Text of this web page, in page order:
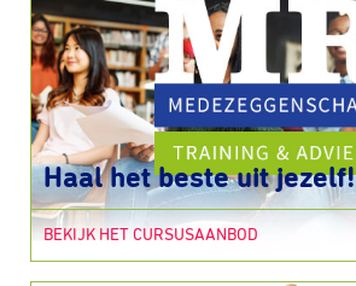
Haal het beste uit jezelf!
BEKIJK HET CURSUSAANBOD